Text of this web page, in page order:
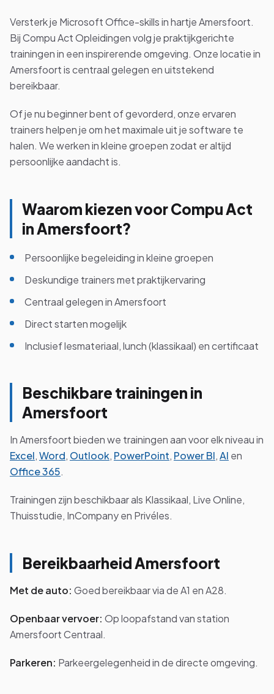
Bekijk alle cursussen
Gratis studiegids downloaden
4.8/5
Versterk je Microsoft Office-skills in hartje Amersfoort.
Bij Compu Act Opleidingen volg je praktijkgerichte
trainingen in een inspirerende omgeving. Onze locatie in
Amersfoort is centraal gelegen en uitstekend
bereikbaar.
Of je nu beginner bent of gevorderd, onze ervaren
trainers helpen je om het maximale uit je software te
halen. We werken in kleine groepen zodat er altijd
persoonlijke aandacht is.
Waarom kiezen voor Compu Act
in Amersfoort?
Persoonlijke begeleiding in kleine groepen
Deskundige trainers met praktijkervaring
Centraal gelegen in Amersfoort
Direct starten mogelijk
Inclusief lesmateriaal, lunch (klassikaal) en certificaat
Beschikbare trainingen in
Amersfoort
In Amersfoort bieden we trainingen aan voor elk niveau in
Excel,Word, Outlook, PowerPoint, Power BI,AI en
Office 365.
Trainingen zijn beschikbaar als Klassikaal, Live Online,
Thuisstudie, InCompany en Privéles.
Bereikbaarheid Amersfoort
Met de auto: Goed bereikbaar via de A1 en A28.
Openbaar vervoer: Op loopafstand van station
Amersfoort Centraal.
Parkeren: Parkeergelegenheid in de directe omgeving.